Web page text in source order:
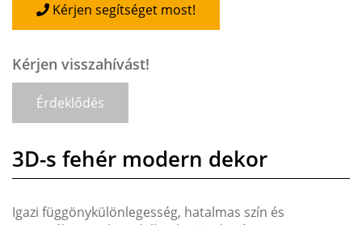
Kérjen segítséget most!
Kérjen visszahívást!
Érdeklődés
3D-s fehér modern dekor
Igazi függönykülönlegesség, hatalmas szín és